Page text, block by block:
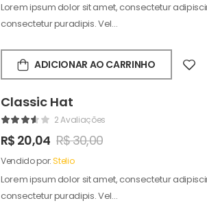
Lorem ipsum dolor sit amet, consectetur
consectetur puradipis. Vel…
ADICIONAR AO CARRINHO
Classic Hat
2 Avaliações
R$ 20,04 R$30,00
Vendido por:Stelio
Lorem ipsum dolor sit amet, consectetur
consectetur puradipis. Vel…